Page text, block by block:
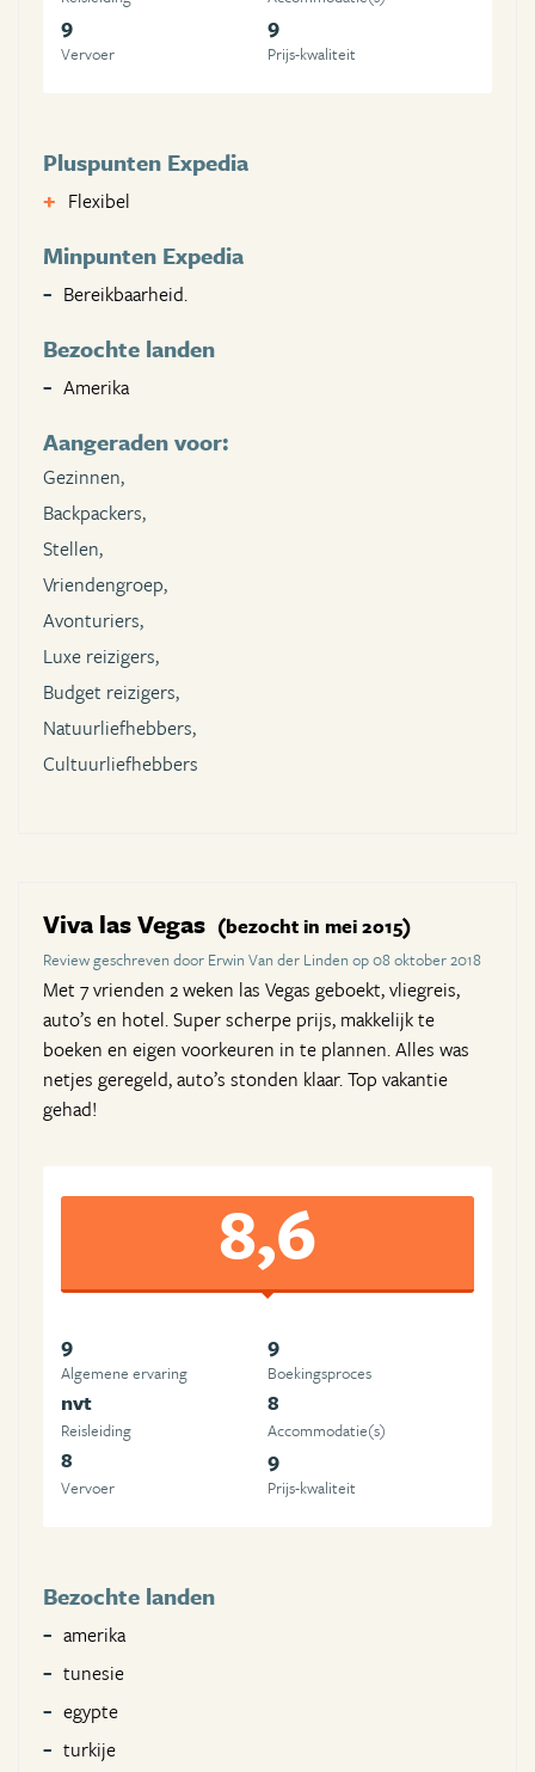
9
Vervoer
9
Prijs-kwaliteit
Pluspunten Expedia
Flexibel
Minpunten Expedia
Bereikbaarheid.
Bezochte landen
Amerika
Aangeraden voor:
Gezinnen,
Backpackers,
Stellen,
Vriendengroep,
Avonturiers,
Luxe reizigers,
Budget reizigers,
Natuurliefhebbers,
Cultuurliefhebbers
Viva las Vegas (bezocht in mei 2015)
Review geschreven door Erwin Van der Linden op 08 oktober 2018
Met 7 vrienden 2 weken las Vegas geboekt, vliegreis,
auto’s en hotel. Super scherpe prijs, makkelijk te
boeken en eigen voorkeuren in te plannen. Alles was
netjes geregeld, auto’s stonden klaar. Top vakantie
gehad!
8,6
9
Algemene ervaring
9
Boekingsproces
nvt
Reisleiding
8
Accommodatie(s)
8
Vervoer
9
Prijs-kwaliteit
Bezochte landen
amerika
tunesie
egypte
turkije